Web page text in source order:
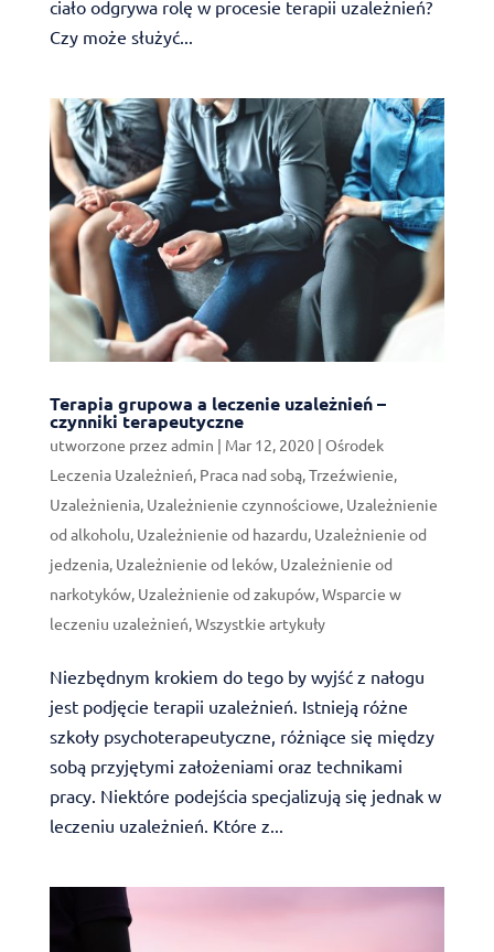
ciało odgrywa rolę w procesie terapii uzależnień?
Czy może służyć...
Terapia grupowa a leczenie uzależnień –
czynniki terapeutyczne
utworzone przez admin | Mar 12, 2020| Ośrodek
Leczenia Uzależnień, Praca nad sobą,Trzeźwienie,
Uzależnienia, Uzależnienie czynnościowe, Uzależnienie
od alkoholu, Uzależnienie od hazardu, Uzależnienie od
jedzenia, Uzależnienie od leków, Uzależnienie od
narkotyków, Uzależnienie od zakupów,Wsparcie w
leczeniu uzależnień,Wszystkie artykuły
Niezbędnym krokiem do tego by wyjść z nałogu
jest podjęcie terapii uzależnień. Istnieją różne
szkoły psychoterapeutyczne, różniące się między
sobą przyjętymi założeniami oraz technikami
pracy. Niektóre podejścia specjalizują się jednak w
leczeniu uzależnień. Które z...